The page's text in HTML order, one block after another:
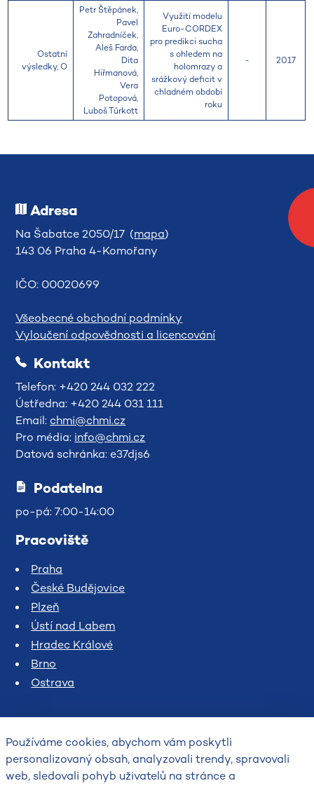
Ostatní
výsledky, O
Petr Štěpánek,
Pavel
Zahradníček,
Aleš Farda,
Dita
Hiřmanová,
Vera
Potopová,
Luboš Tűrkott
Využití modelu
Euro-CORDEX
pro predikci sucha
s ohledem na
holomrazy a
srážkový deficit v
chladném období
roku
- 2017
Adresa
Na Šabatce 2050/17 (mapa)
143 06 Praha 4-Komořany
IČO: 00020699
Všeobecné obchodní podmínky
Vyloučení odpovědnosti a licencování
Kontakt
Telefon: +420 244 032 222
Ústředna: +420 244 031 111
Email: chmi@chmi.cz
Pro média: info@chmi.cz
Datová schránka: e37djs6
Podatelna
po-pá: 7:00-14:00
Pracoviště
Praha
České Budějovice
Plzeň
Ústí nad Labem
Hradec Králové
Brno
Ostrava
Používáme cookies, abychom vám poskytli
personalizovaný obsah, analyzovali trendy, spravovali
web, sledovali pohyb uživatelů na stránce a